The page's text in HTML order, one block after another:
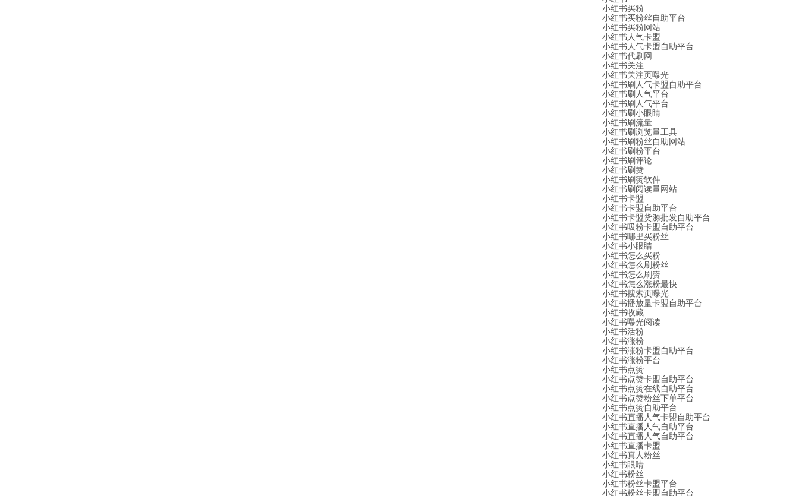
小红书买粉
小红书买粉丝自助平台
小红书买粉网站
小红书人气卡盟
小红书人气卡盟自助平台
小红书代刷网
小红书关注
小红书关注页曝光
小红书刷人气卡盟自助平台
小红书刷人气平台
小红书刷人气平台
小红书刷小眼睛
小红书刷流量
小红书刷浏览量工具
小红书刷粉丝自助网站
小红书刷粉平台
小红书刷评论
小红书刷赞
小红书刷赞软件
小红书刷阅读量网站
小红书卡盟
小红书卡盟自助平台
小红书卡盟货源批发自助平台
小红书吸粉卡盟自助平台
小红书哪里买粉丝
小红书小眼睛
小红书怎么买粉
小红书怎么刷粉丝
小红书怎么刷赞
小红书怎么涨粉最快
小红书搜索页曝光
小红书播放量卡盟自助平台
小红书收藏
小红书曝光阅读
小红书活粉
小红书涨粉
小红书涨粉卡盟自助平台
小红书涨粉平台
小红书点赞
小红书点赞卡盟自助平台
小红书点赞在线自助平台
小红书点赞粉丝下单平台
小红书点赞自助平台
小红书直播人气卡盟自助平台
小红书直播人气自助平台
小红书直播人气自助平台
小红书直播卡盟
小红书真人粉丝
小红书眼睛
小红书粉丝
小红书粉丝卡盟平台
小红书粉丝卡盟自助平台